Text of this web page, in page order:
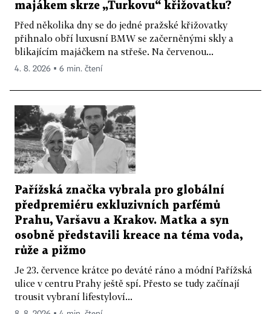
majákem skrze „Turkovu“ křižovatku?
Před několika dny se do jedné pražské křižovatky
přihnalo obří luxusní BMW se začerněnými skly a
blikajícím majáčkem na střeše. Na červenou...
4. 8. 2026 ▪ 6 min. čtení
Pařížská značka vybrala pro globální
předpremiéru exkluzivních parfémů
Prahu, Varšavu a Krakov. Matka a syn
osobně představili kreace na téma voda,
růže a pižmo
Je 23. července krátce po deváté ráno a módní Pařížská
ulice v centru Prahy ještě spí. Přesto se tudy začínají
trousit vybraní lifestyloví...